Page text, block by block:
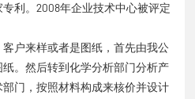
利。2008年企业技术中心被评定
户来样或者是图纸，首先由我公
。然后转到化学分析部门分析产
门，按照材料构成来核价并设计